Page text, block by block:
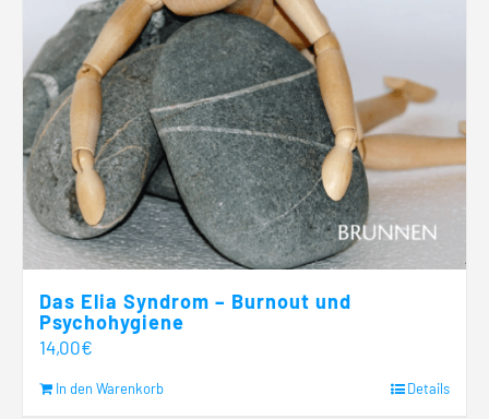
Das Elia Syndrom – Burnout und
Psychohygiene
14,00€
In den Warenkorb Details